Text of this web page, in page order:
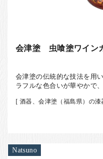
会津塗 虫喰塗ワイン
会津塗の伝統的な技法を用
ラフルな色合いが華やかで
[ 酒器、会津塗（福島県）の漆
Natsuno